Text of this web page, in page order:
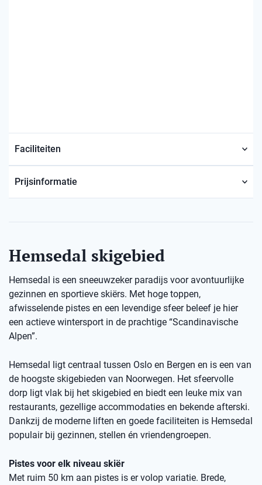
Faciliteiten
Prijsinformatie
Hemsedal skigebied
Hemsedal is een sneeuwzeker paradijs voor avontuurlijke
gezinnen en sportieve skiërs. Met hoge toppen,
afwisselende pistes en een levendige sfeer beleef je hier
een actieve wintersport in de prachtige “Scandinavische
Alpen”.
Hemsedal ligt centraal tussen Oslo en Bergen en is een van
de hoogste skigebieden van Noorwegen. Het sfeervolle
dorp ligt vlak bij het skigebied en biedt een leuke mix van
restaurants, gezellige accommodaties en bekende afterski.
Dankzij de moderne liften en goede faciliteiten is Hemsedal
populair bij gezinnen, stellen én vriendengroepen.
Pistes voor elk niveau skiër
Met ruim 50 km aan pistes is er volop variatie. Brede,